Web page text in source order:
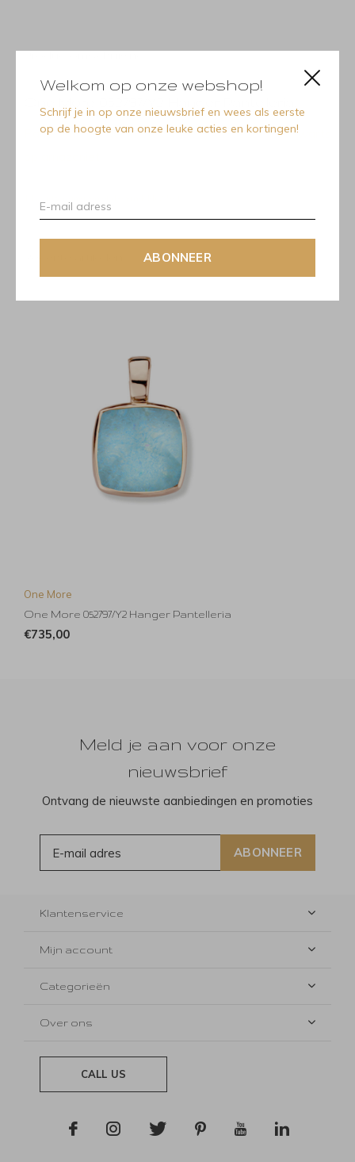
Welkom op onze webshop!
Schrijf je in op onze nieuwsbrief en wees als eerste
op de hoogte van onze leuke acties en kortingen!
ABONNEER
Productomschrijving
Pantelleria hanger in 18 Kt rosé goud gezet met kwarts
One More
One More 052797/Y2 Hanger Pantelleria
€735,00
Meld je aan voor onze
nieuwsbrief
Ontvang de nieuwste aanbiedingen en promoties
ABONNEER
Klantenservice
Mijn account
Categorieën
Over ons
CALL US